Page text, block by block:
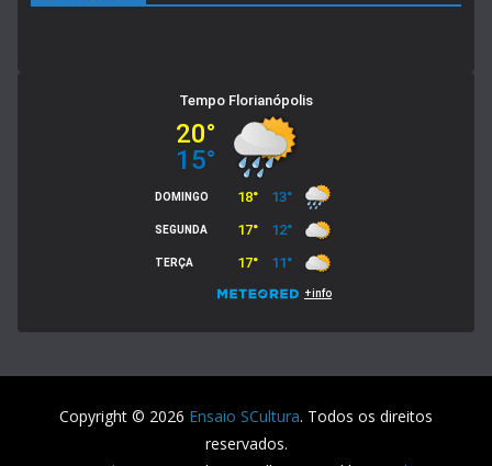
Copyright © 2026 Ensaio SCultura. Todos os direitos
reservados.